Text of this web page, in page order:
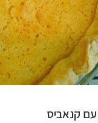
קנאביס